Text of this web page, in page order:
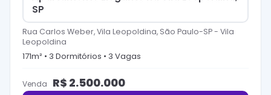
SP
Rua Carlos Weber, Vila Leopoldina, São Paulo-SP- Vila
Leopoldina
171m² • 3 Dormitórios • 3 Vagas
Venda R$ 2.500.000